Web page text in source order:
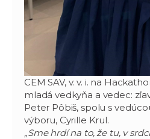
CEM SAV, v. v. i. na
mladá vedkyňa a vedec:
Peter Pôbiš, spolu s
výboru, Cyrille Krul.
„Sme hrdí na to, že tu, v